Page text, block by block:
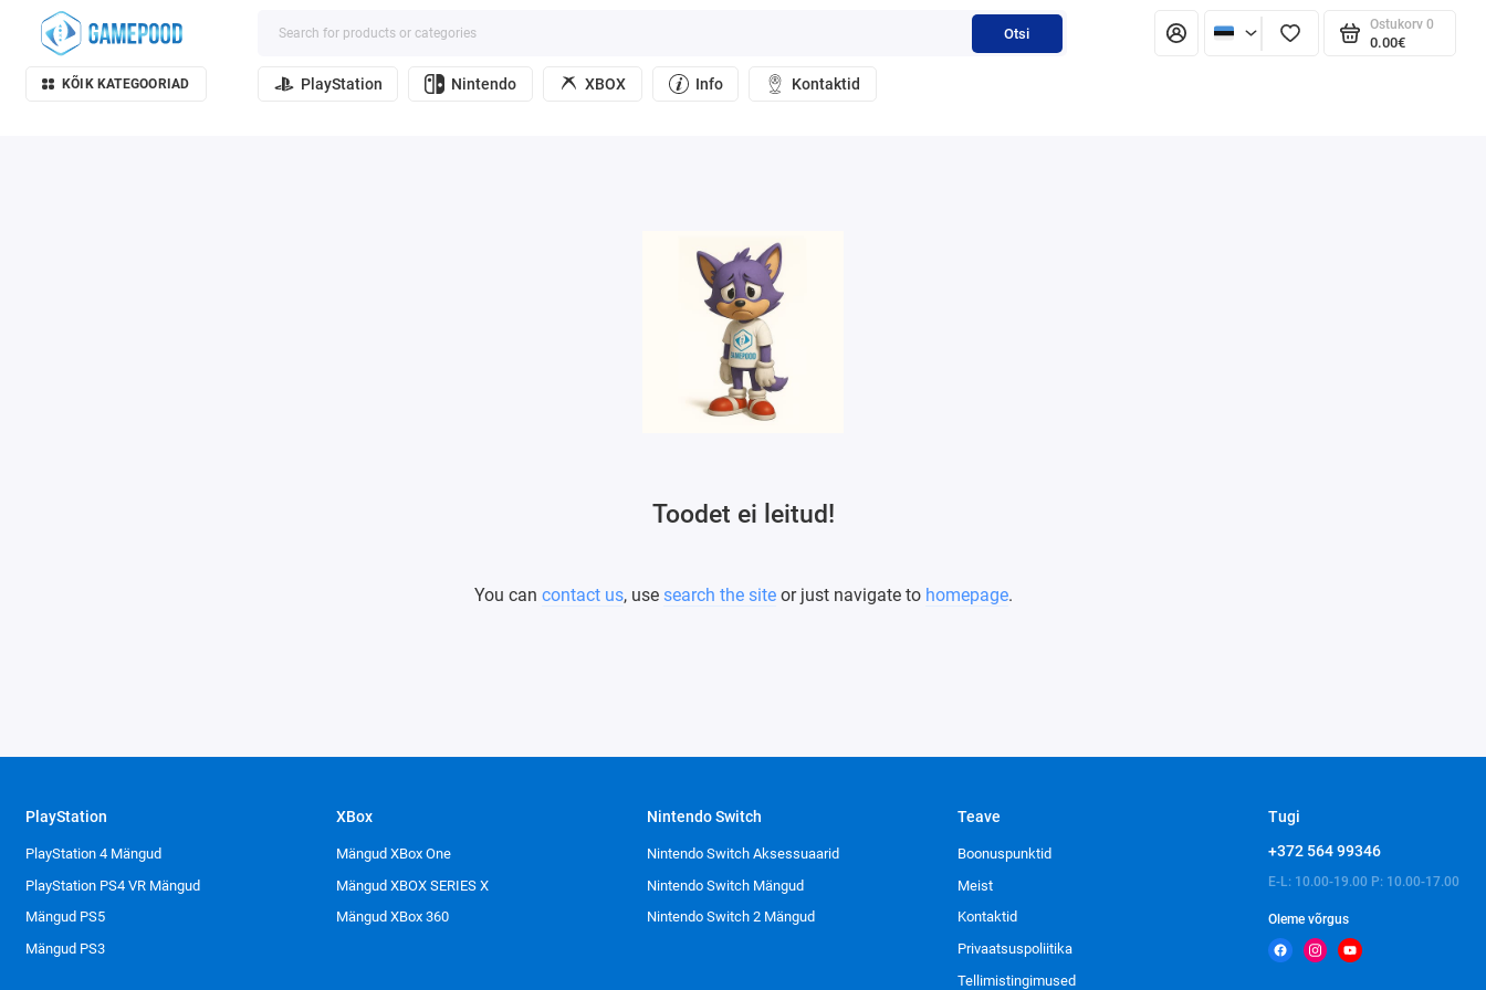
Otsi
Ostukorv 0
0.00€
KÕIK KATEGOORIAD PlayStation Nintendo XBOX Info Kontaktid
Toodet ei leitud!
You can contact us, use search the siteor just navigate to homepage.
PlayStation
PlayStation 4 Mängud
PlayStation PS4 VR Mängud
Mängud PS5
Mängud PS3
XBox
Mängud XBox One
Mängud XBOX SERIES X
Mängud XBox 360
Nintendo Switch
Nintendo Switch Aksessuaarid
Nintendo Switch Mängud
Nintendo Switch 2 Mängud
Teave
Boonuspunktid
Meist
Kontaktid
Privaatsuspoliitika
Tellimistingimused
Tugi
+372 564 99346
E-L: 10.00-19.00 P: 10.00-17.00
Oleme võrgus